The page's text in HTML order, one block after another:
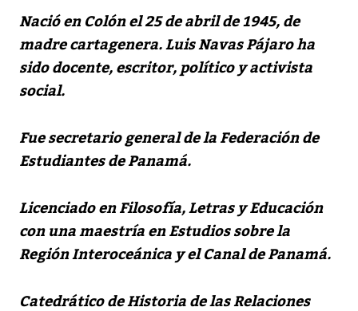
Nació en Colón el 25 de abril de 1945, de
madre cartagenera. Luis Navas Pájaro ha
sido docente, escritor, político y activista
social.
Fue secretario general de la Federación de
Estudiantes de Panamá.
Licenciado en Filosofía, Letras y Educación
con una maestría en Estudios sobre la
Región Interoceánica y el Canal de Panamá.
Catedrático de Historia de las Relaciones